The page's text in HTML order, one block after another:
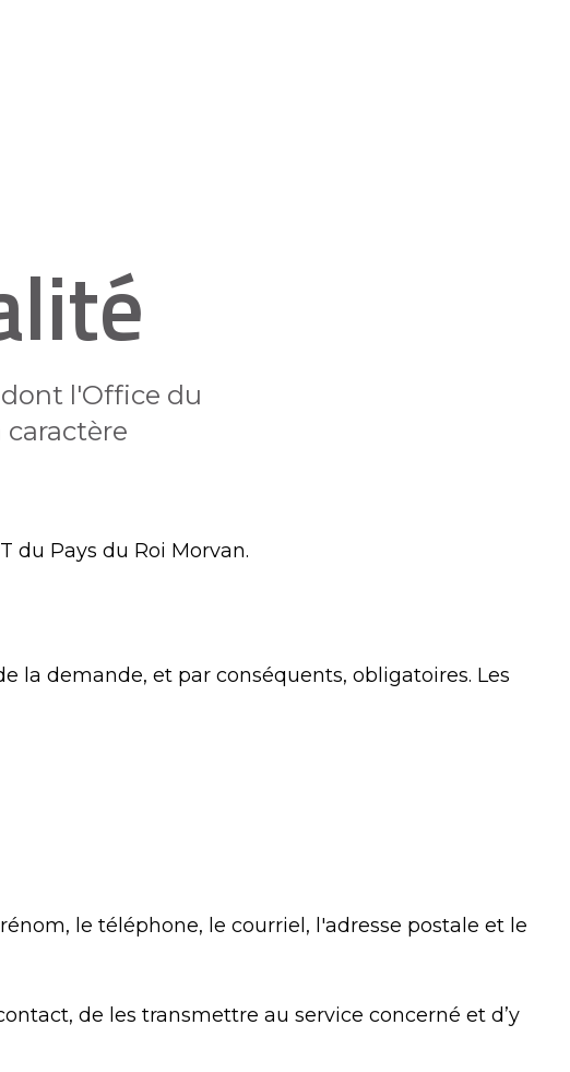
l'Office du
du Pays du Roi Morvan.
la demande, et par conséquents, obligatoires. Les
le téléphone, le courriel, l'adresse postale et le
de les transmettre au service concerné et d’y